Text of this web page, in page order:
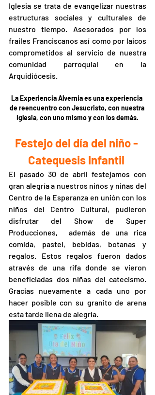
Iglesia se trata de evangelizar nuestras
estructuras sociales y culturales de
nuestro tiempo. Asesorados por los
frailes Franciscanos así como por laicos
comprometidos al servicio de nuestra
comunidad parroquial en la
Arquidiócesis.
La Experiencia Alvernia es una experiencia
de reencuentro con Jesucristo, con nuestra
Iglesia, con uno mismo y con los demás.
Festejo del día del niño -
Catequesis Infantil
El pasado 30 de abril festejamos con
gran alegría a nuestros niños y niñas del
Centro de la Esperanza en unión con los
niños del Centro Cultural, pudieron
disfrutar del Show de Super
Producciones,  además de una rica
comida, pastel, bebidas, botanas y
regalos. Estos regalos fueron dados
através de una rifa donde se vieron
beneficiadas dos niñas del catecismo.
Gracias nuevamente a cada uno por
hacer posible con su granito de arena
esta tarde llena de alegría.